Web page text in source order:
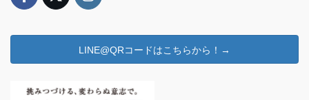
LINE@QRコードはこちらから！→